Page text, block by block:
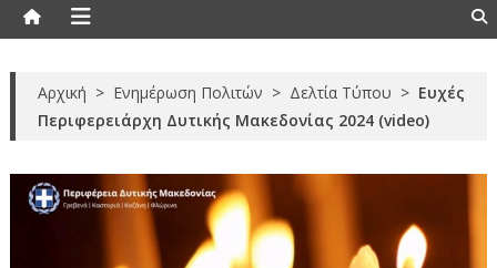
Αρχική > Ενημέρωση Πολιτών > Δελτία Τύπου > Ευχές
Περιφερειάρχη Δυτικής Μακεδονίας 2024 (video)